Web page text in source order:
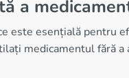
a
este esențială pentru
medicamentul fără